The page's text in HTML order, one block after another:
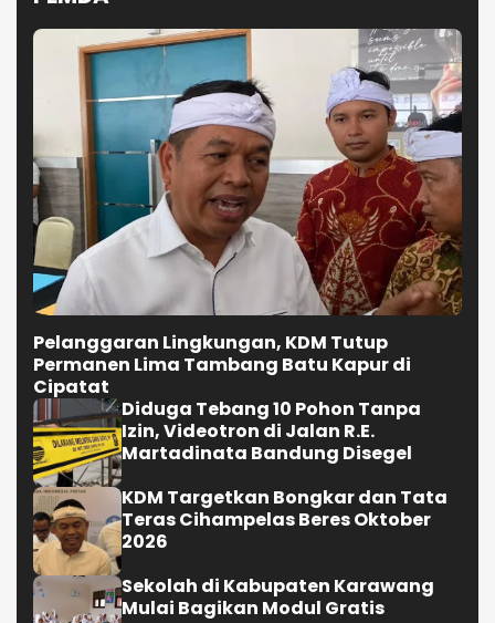
Pelanggaran Lingkungan, KDM Tutup
Permanen Lima Tambang Batu Kapur di
Cipatat
Diduga Tebang 10 Pohon Tanpa
Izin, Videotron di Jalan R.E.
Martadinata Bandung Disegel
KDM Targetkan Bongkar dan Tata
Teras Cihampelas Beres Oktober
2026
Sekolah di Kabupaten Karawang
Mulai Bagikan Modul Gratis